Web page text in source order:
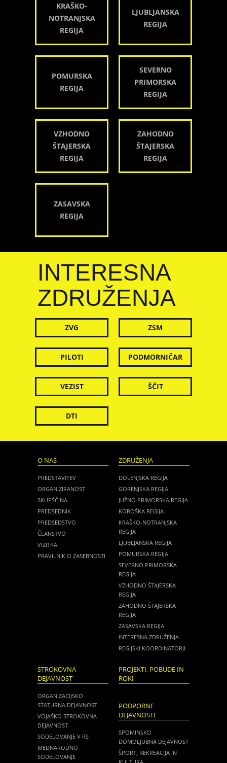
KRAŠKO-
NOTRANJSKA
REGIJA
LJUBLJANSKA
REGIJA
POMURSKA
REGIJA
SEVERNO
PRIMORSKA
REGIJA
VZHODNO
ŠTAJERSKA
REGIJA
ZAHODNO
ŠTAJERSKA
REGIJA
ZASAVSKA
REGIJA
INTERESNA
ZDRUŽENJA
ZVG ZSM
PILOTI PODMORNIČAR
VEZIST ŠČIT
DTI
O NAS
PREDSTAVITEV
ORGANIZIRANOST
SKUPŠČINA
PREDSEDNIK
PREDSEDSTVO
ČLANSTVO
VIZITKA
PRAVILNIK O ZASEBNOSTI
ZDRUŽENJA
DOLENJSKA REGIJA
GORENJSKA REGIJA
JUŽNO PRIMORSKA REGIJA
KOROŠKA REGIJA
KRAŠKO-NOTRANJSKA
REGIJA
LJUBLJANSKA REGIJA
POMURSKA REGIJA
SEVERNO PRIMORSKA
REGIJA
VZHODNO ŠTAJERSKA
REGIJA
ZAHODNO ŠTAJERSKA
REGIJA
ZASAVSKA REGIJA
INTERESNA ZDRUŽENJA
REGIJSKI KOORDINATORJI
STROKOVNA
DEJAVNOST
ORGANIZACIJSKO
STATURNA DEJAVNOST
VOJAŠKO STROKOVNA
DEJAVNOST
SODELOVANJE V RS
MEDNARODNO
SODELOVANJE
PROJEKTI, POBUDE IN
ROKI
PODPORNE
DEJAVNOSTI
SPOMINSKO
DOMOLJUBNA DEJAVNOST
ŠPORT, REKREACIJA IN